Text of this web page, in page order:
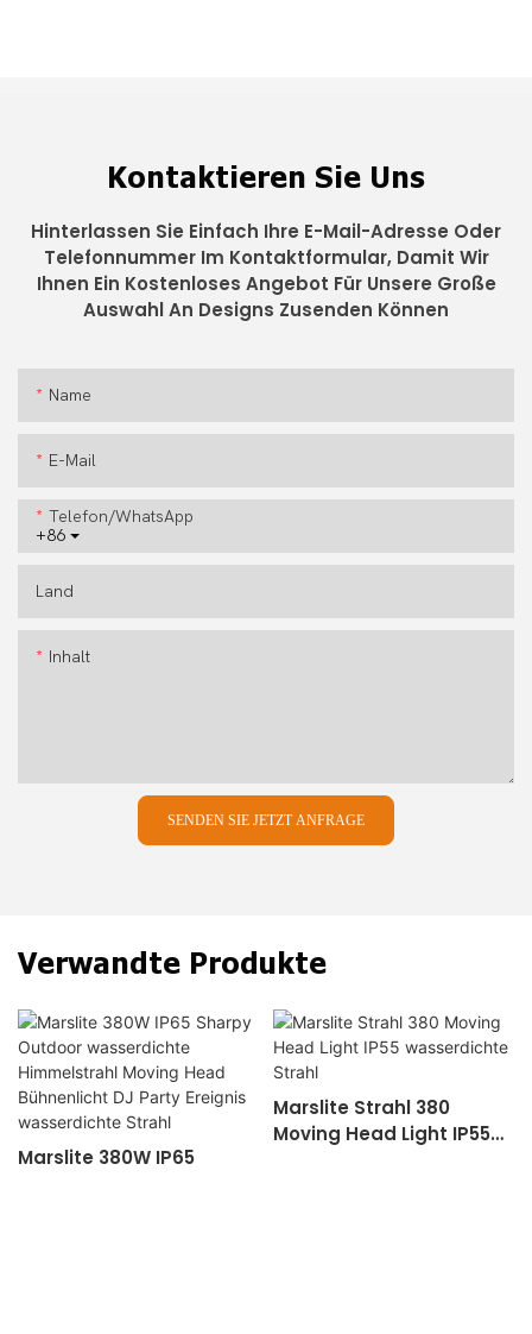
Kontaktieren Sie Uns
Hinterlassen Sie Einfach Ihre E-Mail-Adresse Oder
Telefonnummer Im Kontaktformular, Damit Wir
Ihnen Ein Kostenloses Angebot Für Unsere Große
Auswahl An Designs Zusenden Können
Name
E-Mail
+86
Telefon/WhatsApp
Land
Inhalt
SENDEN SIE JETZT ANFRAGE
Verwandte Produkte
Marslite 380W IP65
Marslite Strahl 380
Moving Head Light IP55